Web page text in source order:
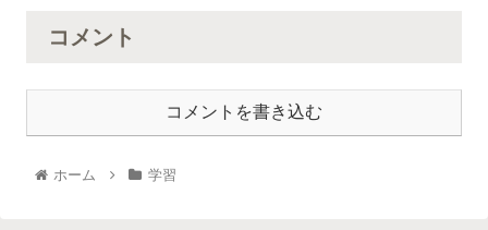
コメント
コメントを書き込む
ホーム 学習